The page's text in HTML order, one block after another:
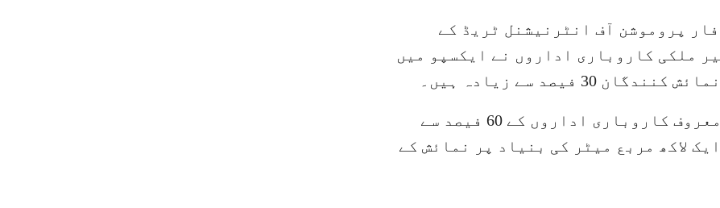
پروموشن آف انٹرنیشنل ٹریڈ کے
500 ملکی اور غیر ملکی کاروباری اداروں نے ایکسپو میں
فیصد سے زیادہ ہیں۔
جس میں دنیا کے ٹاپ 500 اور صنعت کے معروف کاروباری اداروں کے 60 فیصد سے
لاکھ مربع میٹر کی بنیاد پر نمائش کے